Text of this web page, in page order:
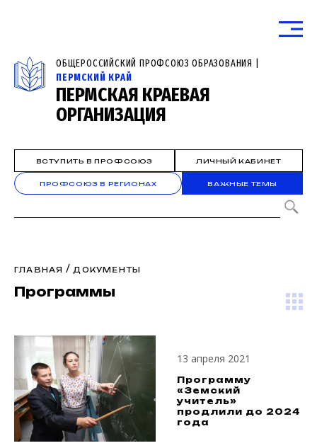
ОБЩЕРОССИЙСКИЙ ПРОФСОЮЗ ОБРАЗОВАНИЯ |
ПЕРМСКИЙ КРАЙ
ПЕРМСКАЯ КРАЕВАЯ
ОРГАНИЗАЦИЯ
ВСТУПИТЬ В ПРОФСОЮЗ ЛИЧНЫЙ КАБИНЕТ
ПРОФСОЮЗ В РЕГИОНАХ ВАЖНЫЕ ТЕМЫ
ГЛАВНАЯ /ДОКУМЕНТЫ
Программы
13 апреля 2021
Программу
«Земский
учитель»
продлили до 2024
года